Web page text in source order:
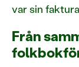
var sin
Från